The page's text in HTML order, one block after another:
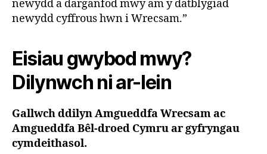
newydd a darganfod mwy am y datblygiad
newydd cyffrous hwn i Wrecsam.”
Eisiau gwybod mwy?
Dilynwch ni ar-lein
Gallwch ddilyn Amgueddfa Wrecsam ac
Amgueddfa Bêl-droed Cymru ar gyfryngau
cymdeithasol.